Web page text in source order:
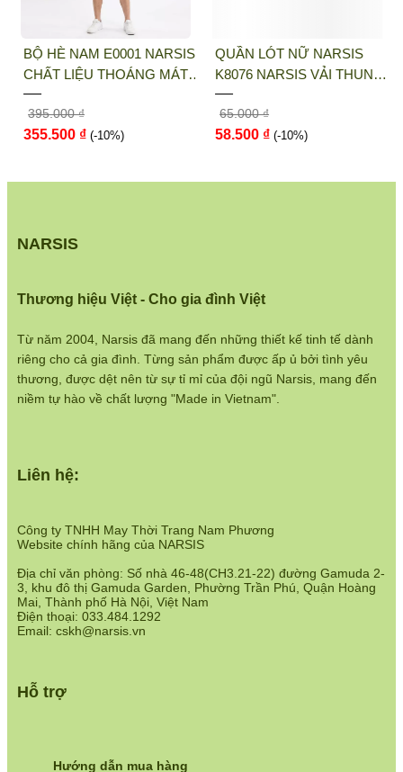
Hướng dẫn mua hàng:
Kiểm tra đơn hàng:https://www.narsis.vn/kiem-tra-don-
hang
Chính sách đổi hàng:
https://www.narsis.vn/doi-tra-hoan-
tien
BỘ HÈ NAM E0001 NARSIS
CHẤT LIỆU THOÁNG MÁT,
DỄ CHỊU, THOẢI MÁI CẢ
NGÀY, DỄ VẬN ĐỘNG
395.000 ₫
355.500 ₫ (-10%)
QUẦN LÓT NỮ NARSIS
K8076 NARSIS VẢI THUN
LẠNH THOÁNG MÁT, LÓT
COTTON THOẢI MÁI, GIỮ
DÁNG TỐT, THO...
65.000 ₫
58.500 ₫ (-10%)
Công ty TNHH May Thời Trang Nam Phương
Website chính hãng của NARSIS
Địa chỉ văn phòng: Số nhà 46-48(CH3.21-22) đường Gamuda 2-
3, khu đô thị Gamuda Garden, Phường Trần Phú, Quận Hoàng
Mai, Thành phố Hà Nội, Việt Nam
Điện thoại: 033.484.1292
Email: cskh@narsis.vn
Hỗ trợ
NARSIS
Liên hệ:
Hướng dẫn mua hàng
Từ năm 2004, Narsis đã mang đến những thiết kế tinh tế dành
riêng cho cả gia đình. Từng sản phẩm được ấp ủ bởi tình yêu
thương, được dệt nên từ sự tỉ mỉ của đội ngũ Narsis, mang đến
niềm tự hào về chất lượng "Made in Vietnam".
Thương hiệu Việt - Cho gia đình Việt